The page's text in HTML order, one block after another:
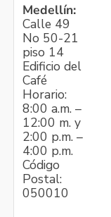
Medellín:
Calle 49
No 50-21
piso 14
Edificio del
Café
Horario:
8:00 a.m. –
12:00 m. y
2:00 p.m. –
4:00 p.m.
Código
Postal:
050010